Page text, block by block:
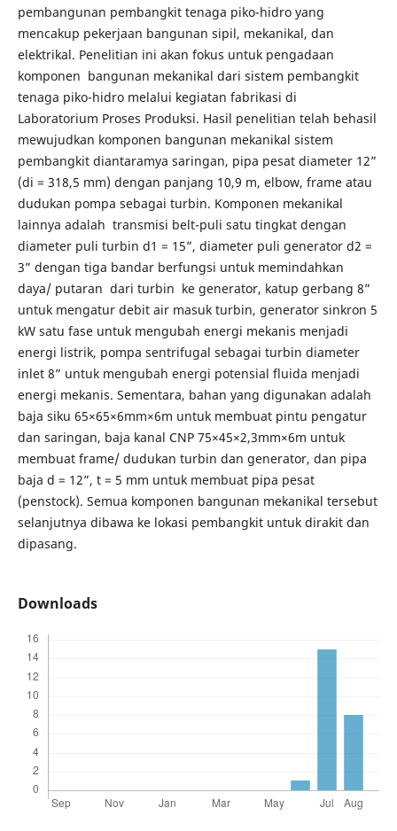
pembangunan pembangkit tenaga piko-hidro yang
mencakup pekerjaan bangunan sipil, mekanikal, dan
elektrikal. Penelitian ini akan fokus untuk pengadaan
komponen bangunan mekanikal dari sistem pembangkit
tenaga piko-hidro melalui kegiatan fabrikasi di
Laboratorium Proses Produksi. Hasil penelitian telah behasil
mewujudkan komponen bangunan mekanikal sistem
pembangkit diantaramya saringan, pipa pesat diameter 12”
(di = 318,5 mm) dengan panjang 10,9 m, elbow, frame atau
dudukan pompa sebagai turbin. Komponen mekanikal
lainnya adalah transmisi belt-puli satu tingkat dengan
diameter puli turbin d1 = 15”, diameter puli generator d2 =
3” dengan tiga bandar berfungsi untuk memindahkan
daya/ putaran dari turbin ke generator, katup gerbang 8”
untuk mengatur debit air masuk turbin, generator sinkron 5
kW satu fase untuk mengubah energi mekanis menjadi
energi listrik, pompa sentrifugal sebagai turbin diameter
inlet 8” untuk mengubah energi potensial fluida menjadi
energi mekanis. Sementara, bahan yang digunakan adalah
baja siku 65×65×6mm×6m untuk membuat pintu pengatur
dan saringan, baja kanal CNP 75×45×2,3mm×6m untuk
membuat frame/ dudukan turbin dan generator, dan pipa
baja d = 12”, t = 5 mm untuk membuat pipa pesat
(penstock). Semua komponen bangunan mekanikal tersebut
selanjutnya dibawa ke lokasi pembangkit untuk dirakit dan
dipasang.
Downloads